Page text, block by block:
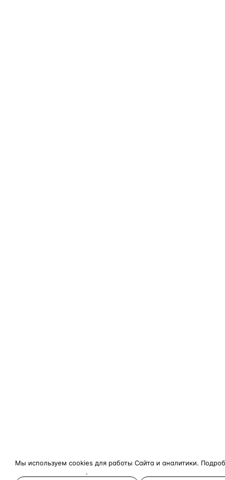
Мы используем cookies для работы Сайта и аналитики.
.